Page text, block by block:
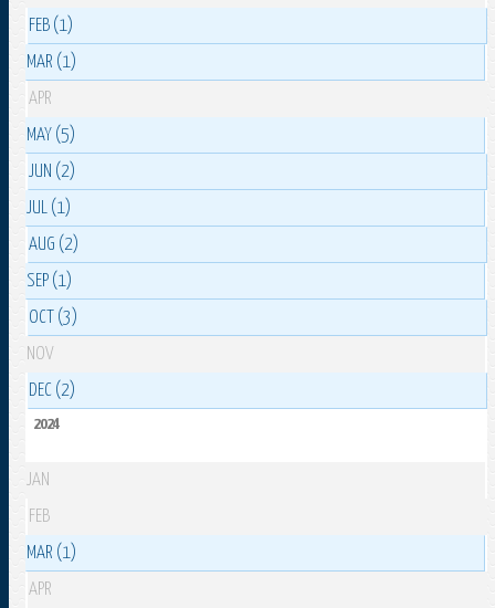
FEB (1)
MAR (1)
APR
MAY (5)
JUN (2)
JUL (1)
AUG (2)
SEP (1)
OCT (3)
NOV
DEC (2)
2024
JAN
FEB
MAR (1)
APR